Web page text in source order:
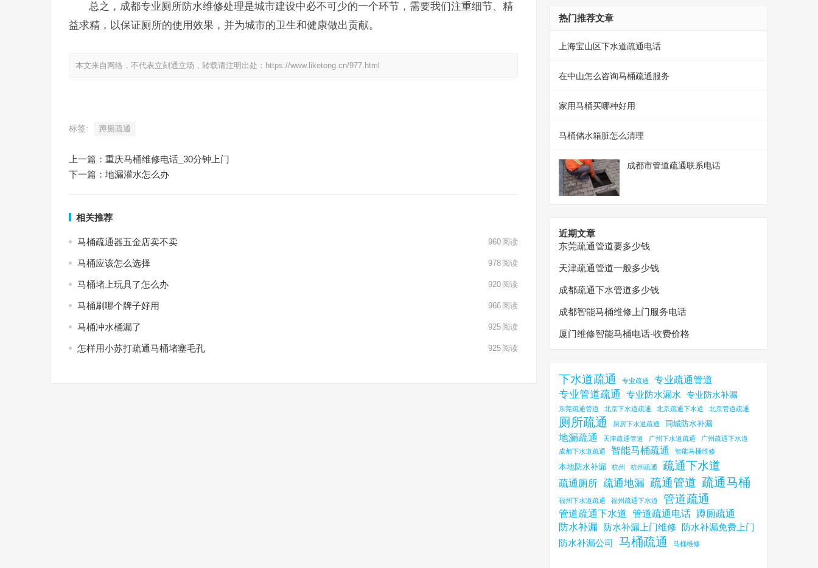
总之，成都专业厕所防水维修处理是城市建设中必不可少的一个环节，需要我们注重细节、精
益求精，以保证厕所的使用效果，并为城市的卫生和健康做出贡献。
本文来自网络，不代表立刻通立场，转载请注明出处：https://www.liketong.cn/977.html
标签: 蹲厕疏通
上一篇： 重庆马桶维修电话_30分钟上门
下一篇： 地漏灌水怎么办
相关推荐
马桶疏通器五金店卖不卖 960 阅读
马桶应该怎么选择 978 阅读
马桶堵上玩具了怎么办 920 阅读
马桶刷哪个牌子好用 966 阅读
马桶冲水桶漏了 925 阅读
怎样用小苏打疏通马桶堵塞毛孔 925 阅读
热门推荐文章
上海宝山区下水道疏通电话
在中山怎么咨询马桶疏通服务
家用马桶买哪种好用
马桶储水箱脏怎么清理
成都市管道疏通联系电话
近期文章
东莞疏通管道要多少钱
天津疏通管道一般多少钱
成都疏通下水管道多少钱
成都智能马桶维修上门服务电话
厦门维修智能马桶电话-收费价格
下水道疏通 专业疏通 专业疏通管道
专业管道疏通 专业防水漏水 专业防水补漏
东莞疏通管道 北京下水道疏通 北京疏通下水道 北京管道疏通
厕所疏通 厨房下水道疏通 同城防水补漏
地漏疏通 天津疏通管道 广州下水道疏通
广州疏通下水道
成都下水道疏通
智能马桶疏通 智能马桶维修
本地防水补漏 杭州 杭州疏通 疏通下水道
疏通厕所 疏通地漏 疏通管道 疏通马桶
福州下水道疏通 福州疏通下水道 管道疏通
管道疏通下水道 管道疏通电话 蹲厕疏通
防水补漏 防水补漏上门维修
防水补漏免费上门
防水补漏公司
马桶疏通 马桶维修